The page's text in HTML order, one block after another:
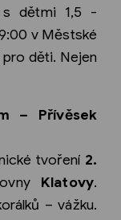
s dětmi 1,5 -
v Městské
děti. Nejen
– Přívěsek
tvoření 2.
Klatovy.
– vážku.